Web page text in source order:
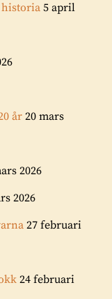
5 april
år 20 mars
2026
2026
27 februari
24 februari